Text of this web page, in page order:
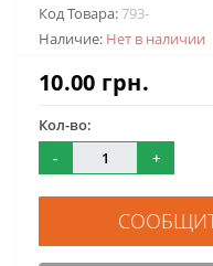
Код Товара:793-
Наличие: Нет в наличии
10.00 грн.
Кол-во:
-
+